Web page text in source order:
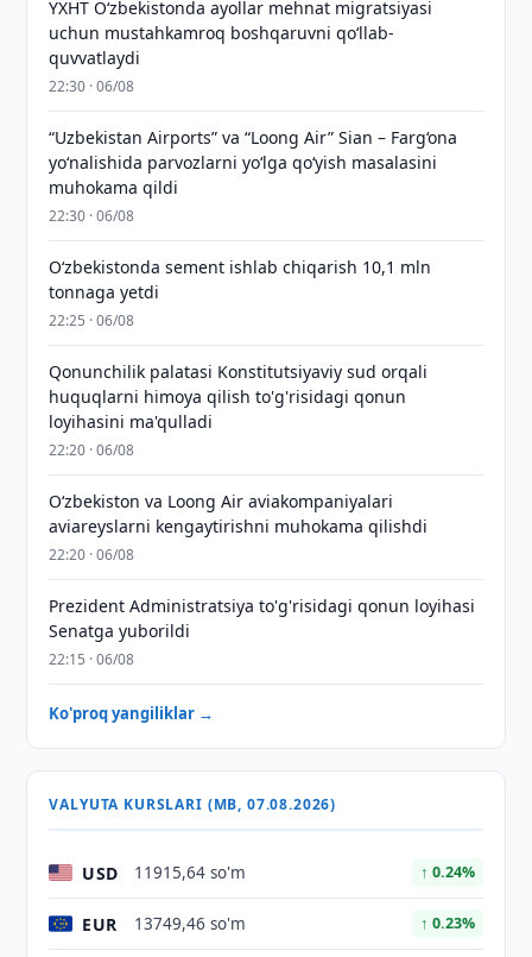
YXHT O‘zbekistonda ayollar mehnat migratsiyasi
uchun mustahkamroq boshqaruvni qo‘llab-
quvvatlaydi
22:30 · 06/08
“Uzbekistan Airports” va “Loong Air” Sian – Farg‘ona
yo‘nalishida parvozlarni yo‘lga qo‘yish masalasini
muhokama qildi
22:30 · 06/08
O‘zbekistonda sement ishlab chiqarish 10,1 mln
tonnaga yetdi
22:25 · 06/08
Qonunchilik palatasi Konstitutsiyaviy sud orqali
huquqlarni himoya qilish to'g'risidagi qonun
loyihasini ma'qulladi
22:20 · 06/08
Oʻzbekiston va Loong Air aviakompaniyalari
aviareyslarni kengaytirishni muhokama qilishdi
22:20 · 06/08
Prezident Administratsiya to'g'risidagi qonun loyihasi
Senatga yuborildi
22:15 · 06/08
Ko'proq yangiliklar →
VALYUTA KURSLARI (MB, 07.08.2026)
USD 11915,64 so'm ↑ 0.24%
EUR 13749,46 so'm ↑ 0.23%